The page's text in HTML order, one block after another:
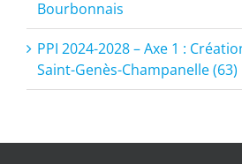
Bourbonnais
PPI 2024-2028 – Axe 1 :
Saint-Genès-Champanelle (63)